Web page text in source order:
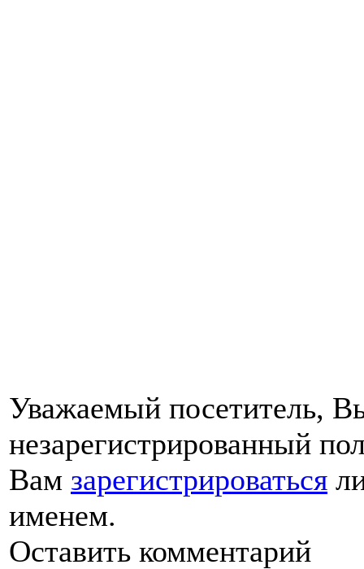
Уважаемый посетитель,
незарегистрированный
Вам зарегистрироваться
именем.
Оставить комментарий